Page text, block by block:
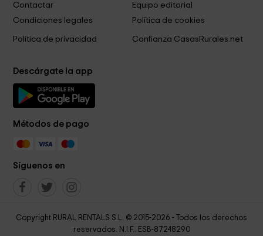
Contactar
Equipo editorial
Condiciones legales
Política de cookies
Política de privacidad Confianza CasasRurales.net
Descárgate la app
Métodos de pago
Síguenos en
Copyright RURAL RENTALS S.L. © 2015-2026 - Todos los derechos
reservados. N.I.F.: ESB-87248290